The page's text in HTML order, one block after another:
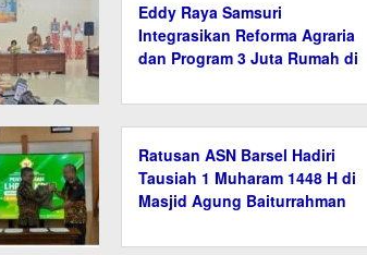
Eddy Raya Samsuri
Integrasikan Reforma Agraria
dan Program 3 Juta Rumah di
Ratusan ASN Barsel Hadiri
Tausiah 1 Muharam 1448 H di
Masjid Agung Baiturrahman